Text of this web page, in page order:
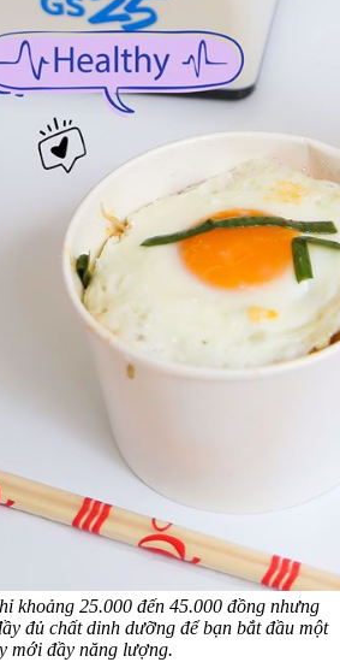
khoảng 25.000 đến 45.000 đồng nhưng
đủ chất dinh dưỡng để bạn bắt đầu một
mới đầy năng lượng.